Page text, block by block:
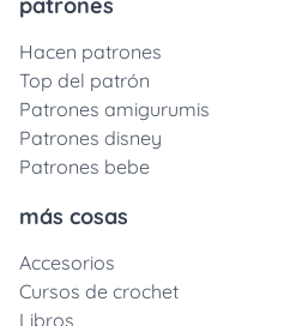
Hacen patrones
Top del patrón
Patrones amigurumis
Patrones disney
Patrones bebe
más cosas
Accesorios
Cursos de crochet
Libros